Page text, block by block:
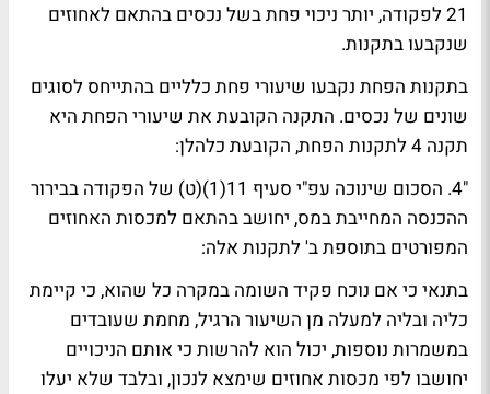
21 לפקודה, יותר ניכוי פחת בשל נכסים בהתאם לאחוזים
שנקבעו בתקנות.
בתקנות הפחת נקבעו שיעורי פחת כלליים בהתייחס לסוגים
שונים של נכסים. התקנה הקובעת את שיעורי הפחת היא
תקנה 4 לתקנות הפחת, הקובעת כלהלן:
"4. הסכום שינוכה עפ"י סעיף 11(1)(ט) של הפקודה בבירור
ההכנסה המחייבת במס, יחושב בהתאם למכסות האחוזים
המפורטים בתוספת ב' לתקנות אלה:
בתנאי כי אם נוכח פקיד השומה במקרה כל שהוא, כי קיימת
כליה ובליה למעלה מן השיעור הרגיל, מחמת שעובדים
במשמרות נוספות, יכול הוא להרשות כי אותם הניכויים
יחושבו לפי מכסות אחוזים שימצא לנכון, ובלבד שלא יעלו